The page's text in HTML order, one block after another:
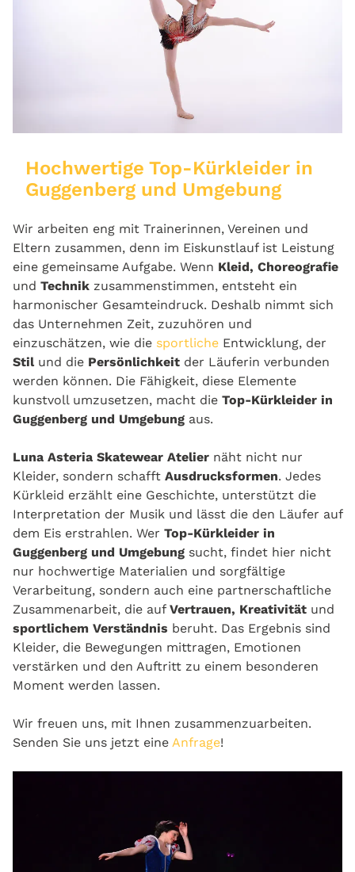
Hochwertige Top-Kürkleider in
Guggenberg und Umgebung
Wir arbeiten eng mit Trainerinnen, Vereinen und
Eltern zusammen, denn im Eiskunstlauf ist Leistung
eine gemeinsame Aufgabe. Wenn Kleid, Choreografie
und Technik zusammenstimmen, entsteht ein
harmonischer Gesamteindruck. Deshalb nimmt sich
das Unternehmen Zeit, zuzuhören und
einzuschätzen, wie die sportliche Entwicklung, der
Stil und die Persönlichkeit der Läuferin verbunden
werden können. Die Fähigkeit, diese Elemente
kunstvoll umzusetzen, macht die Top-Kürkleider in
Guggenberg und Umgebung aus.
Luna Asteria Skatewear Atelier näht nicht nur
Kleider, sondern schafft Ausdrucksformen. Jedes
Kürkleid erzählt eine Geschichte, unterstützt die
Interpretation der Musik und lässt die den Läufer auf
dem Eis erstrahlen. Wer Top-Kürkleider in
Guggenberg und Umgebung sucht, findet hier nicht
nur hochwertige Materialien und sorgfältige
Verarbeitung, sondern auch eine partnerschaftliche
Zusammenarbeit, die auf Vertrauen, Kreativität und
sportlichem Verständnis beruht. Das Ergebnis sind
Kleider, die Bewegungen mittragen, Emotionen
verstärken und den Auftritt zu einem besonderen
Moment werden lassen.
Wir freuen uns, mit Ihnen zusammenzuarbeiten.
Senden Sie uns jetzt eine Anfrage!